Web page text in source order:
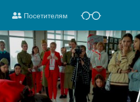
Посетителям